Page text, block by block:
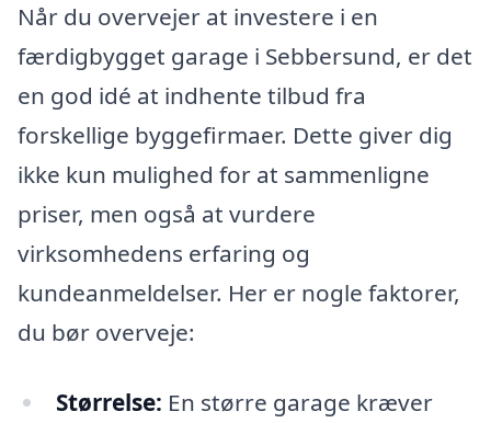
Når du overvejer at investere i en
færdigbygget garage i Sebbersund, er det
en god idé at indhente tilbud fra
forskellige byggefirmaer. Dette giver dig
ikke kun mulighed for at sammenligne
priser, men også at vurdere
virksomhedens erfaring og
kundeanmeldelser. Her er nogle faktorer,
du bør overveje:
Størrelse: En større garage kræver